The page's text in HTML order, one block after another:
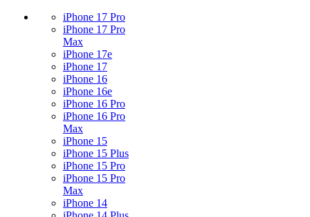
iPhone 17 Pro
iPhone 17 Pro
Max
iPhone 17e
iPhone 17
iPhone 16
iPhone 16e
iPhone 16 Pro
iPhone 16 Pro
Max
iPhone 15
iPhone 15 Plus
iPhone 15 Pro
iPhone 15 Pro
Max
iPhone 14